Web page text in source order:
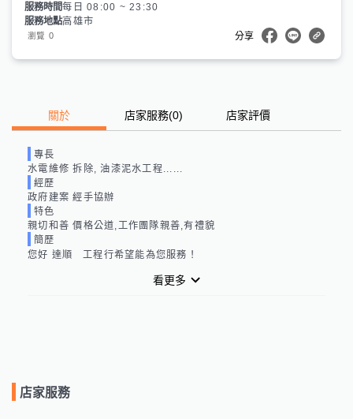
服務時間每日 08:00 ~ 23:30
服務地點高雄市
瀏覽 0 分享
關於 店家服務(0) 店家評價
專長
水電維修 拆除, 油漆泥水工程......
經歷
政府建案 經手協辦
特色
親切和善 價格公道,工作團隊親善,有禮貌
簡歷
您好 達順   工程行希望能為您服務！
看更多
店家服務